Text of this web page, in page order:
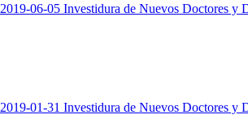
2019-06-05 Investidura de Nuevos Doctores y
2019-01-31 Investidura de Nuevos Doctores y